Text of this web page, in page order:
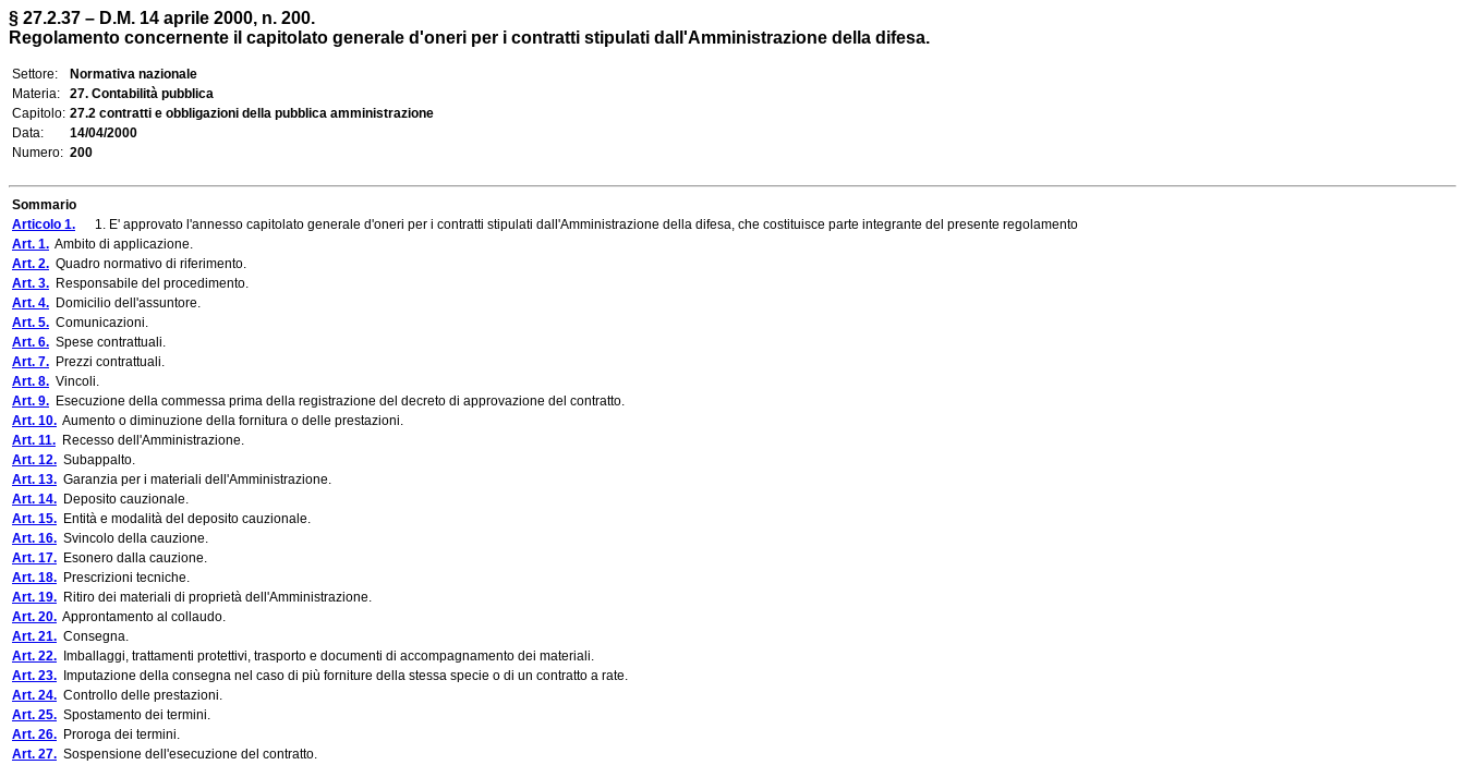
§ 27.2.37 – D.M. 14 aprile 2000, n. 200.
Regolamento concernente il capitolato generale d'oneri per i contratti stipulati dall'Amministrazione della difesa.
Settore:
Normativa nazionale
Materia:
27. Contabilità pubblica
Capitolo: 27.2 contratti e obbligazioni della pubblica amministrazione
Data:
14/04/2000
Numero: 200
Sommario
Articolo 1. 1. E' approvato l'annesso capitolato generale d'oneri per i contratti stipulati dall'Amministrazione della difesa, che costituisce parte integrante del presente regolamento
Art. 1. Ambito di applicazione.
Art. 2. Quadro normativo di riferimento.
Art. 3. Responsabile del procedimento.
Art. 4. Domicilio dell'assuntore.
Art. 5. Comunicazioni.
Art. 6. Spese contrattuali.
Art. 7. Prezzi contrattuali.
Art. 8. Vincoli.
Art. 9. Esecuzione della commessa prima della registrazione del decreto di approvazione del contratto.
Art. 10. Aumento o diminuzione della fornitura o delle prestazioni.
Art. 11. Recesso dell'Amministrazione.
Art. 12. Subappalto.
Art. 13. Garanzia per i materiali dell'Amministrazione.
Art. 14. Deposito cauzionale.
Art. 15. Entità e modalità del deposito cauzionale.
Art. 16. Svincolo della cauzione.
Art. 17. Esonero dalla cauzione.
Art. 18. Prescrizioni tecniche.
Art. 19. Ritiro dei materiali di proprietà dell'Amministrazione.
Art. 20. Approntamento al collaudo.
Art. 21. Consegna.
Art. 22. Imballaggi, trattamenti protettivi, trasporto e documenti di accompagnamento dei materiali.
Art. 23. Imputazione della consegna nel caso di più forniture della stessa specie o di un contratto a rate.
Art. 24. Controllo delle prestazioni.
Art. 25. Spostamento dei termini.
Art. 26. Proroga dei termini.
Art. 27. Sospensione dell'esecuzione del contratto.